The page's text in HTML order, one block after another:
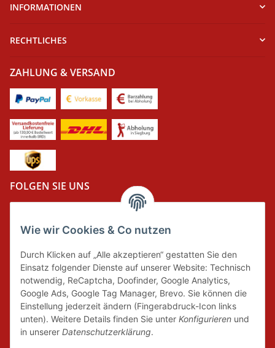
Wie wir Cookies & Co nutzen
Durch Klicken auf „Alle akzeptieren“ gestatten Sie den
Einsatz folgender Dienste auf unserer Website: Technisch
notwendig, ReCaptcha, Doofinder, Google Analytics,
Google Ads, Google Tag Manager, Brevo. Sie können die
Einstellung jederzeit ändern (Fingerabdruck-Icon links
unten). Weitere Details finden Sie unter Konfigurieren und
in unserer Datenschutzerklärung.
INFORMATIONEN
RECHTLICHES
ZAHLUNG & VERSAND
FOLGEN SIE UNS
Wir tragen Verantwortung und erfüllen unsere
Pflichten zur Systembeteiligung nach dem
Verpackungsgesetz.
FAIRCOMMERCE